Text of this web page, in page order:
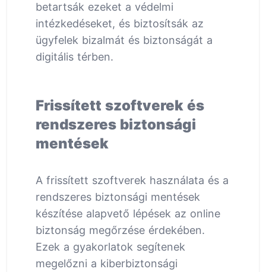
betartsák ezeket a védelmi
intézkedéseket, és biztosítsák az
ügyfelek bizalmát és biztonságát a
digitális térben.
Frissített szoftverek és
rendszeres biztonsági
mentések
A frissített szoftverek használata és a
rendszeres biztonsági mentések
készítése alapvető lépések az online
biztonság megőrzése érdekében.
Ezek a gyakorlatok segítenek
megelőzni a kiberbiztonsági